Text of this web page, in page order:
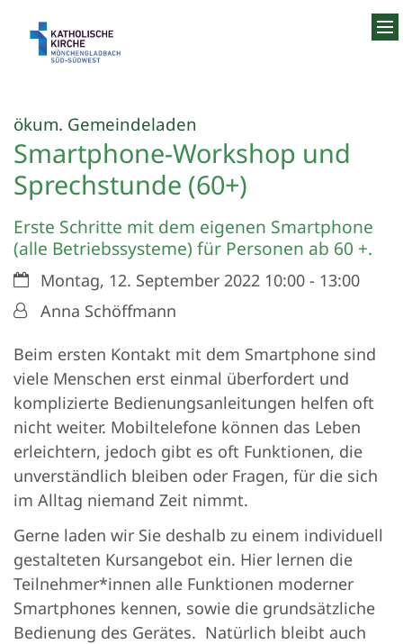
ökum. Gemeindeladen
Smartphone-Workshop und
Sprechstunde (60+)
Erste Schritte mit dem eigenen Smartphone
(alle Betriebssysteme) für Personen ab 60 +.
Datum:Montag, 12. September 2022 10:00 - 13:00
Von:Anna Schöffmann
Beim ersten Kontakt mit dem Smartphone sind
viele Menschen erst einmal überfordert und
komplizierte Bedienungsanleitungen helfen oft
nicht weiter. Mobiltelefone können das Leben
erleichtern, jedoch gibt es oft Funktionen, die
unverständlich bleiben oder Fragen, für die sich
im Alltag niemand Zeit nimmt.
Gerne laden wir Sie deshalb zu einem individuell
gestalteten Kursangebot ein. Hier lernen die
Teilnehmer*innen alle Funktionen moderner
Smartphones kennen, sowie die grundsätzliche
Bedienung des Gerätes. Natürlich bleibt auch